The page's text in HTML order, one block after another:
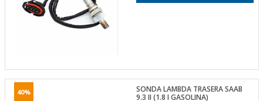
40%
SONDA LAMBDA TRASERA SAAB
9.3 II (1.8 I GASOLINA)